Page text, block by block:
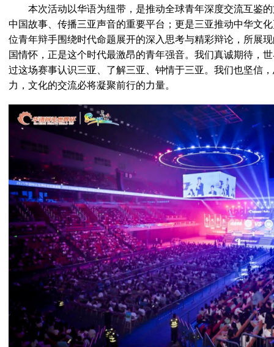
本次活动以华语为纽带，是推动全球青年深度交流互鉴
中国故事、传播三亚声音的重要平台；更是三亚推动中华文
位青年辩手围绕时代命题展开的深入思考与精彩辩论，所展
国情怀，正是这个时代最激昂的青年强音。我们真诚期待，
过这场赛事认识三亚、了解三亚、钟情于三亚。我们也坚信
力，文化的交流必将凝聚前行的力量。